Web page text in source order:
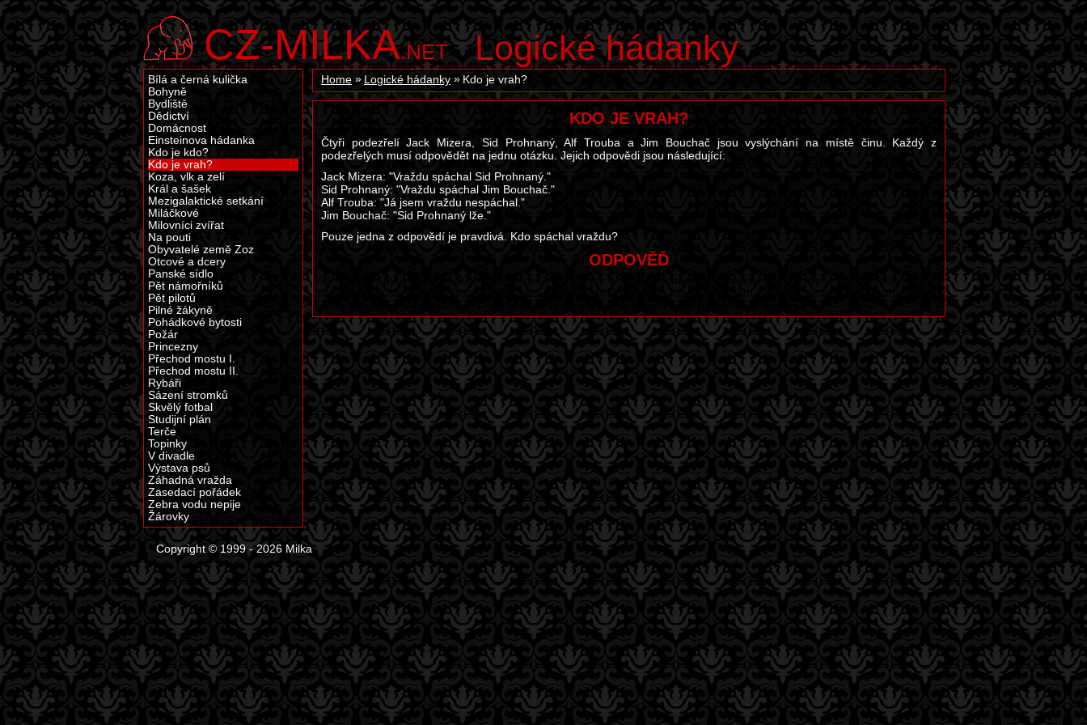
CZ-MILKA.NET Logické hádanky
Home Logické hádanky Kdo je vrah?
KDO JE VRAH?
Čtyři podezřelí Jack Mizera, Sid Prohnaný, Alf Trouba a Jim Bouchač jsou vyslýchání na místě činu. Každý z
podezřelých musí odpovědět na jednu otázku. Jejich odpovědi jsou následující:
Jack Mizera: "Vraždu spáchal Sid Prohnaný."
Sid Prohnaný: "Vraždu spáchal Jim Bouchač."
Alf Trouba: "Já jsem vraždu nespáchal."
Jim Bouchač: "Sid Prohnaný lže."
Pouze jedna z odpovědí je pravdivá. Kdo spáchal vraždu?
ODPOVĚĎ
Bílá a černá kulička
Bohyně
Bydliště
Dědictví
Domácnost
Einsteinova hádanka
Kdo je kdo?
Kdo je vrah?
Koza, vlk a zelí
Král a šašek
Mezigalaktické setkání
Miláčkové
Milovníci zvířat
Na pouti
Obyvatelé země Zoz
Otcové a dcery
Panské sídlo
Pět námořníků
Pět pilotů
Pilné žákyně
Pohádkové bytosti
Požár
Princezny
Přechod mostu I.
Přechod mostu II.
Rybáři
Sázení stromků
Skvělý fotbal
Studijní plán
Terče
Topinky
V divadle
Výstava psů
Záhadná vražda
Zasedací pořádek
Zebra vodu nepije
Žárovky
Copyright © 1999 - 2026 Milka